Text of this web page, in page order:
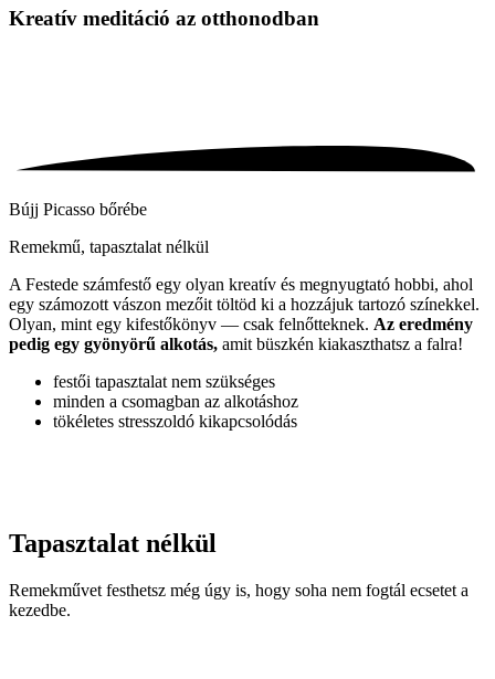
Kreatív meditáció az otthonodban
Bújj Picasso bőrébe
Remekmű, tapasztalat nélkül
A Festede számfestő egy olyan kreatív és megnyugtató hobbi, ahol
egy számozott vászon mezőit töltöd ki a hozzájuk tartozó színekkel.
Olyan, mint egy kifestőkönyv — csak felnőtteknek. Az eredmény
pedig egy gyönyörű alkotás, amit büszkén kiakaszthatsz a falra!
festői tapasztalat nem szükséges
minden a csomagban az alkotáshoz
tökéletes stresszoldó kikapcsolódás
Tapasztalat nélkül
Remekművet festhetsz még úgy is, hogy soha nem fogtál ecsetet a
kezedbe.